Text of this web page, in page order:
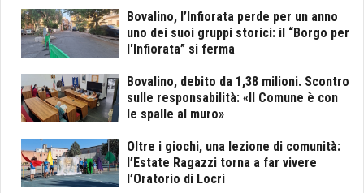
Bovalino, l’Infiorata perde per un anno
uno dei suoi gruppi storici: il “Borgo per
l'Infiorata” si ferma
Bovalino, debito da 1,38 milioni. Scontro
sulle responsabilità: «Il Comune è con
le spalle al muro»
Oltre i giochi, una lezione di comunità:
l’Estate Ragazzi torna a far vivere
l’Oratorio di Locri